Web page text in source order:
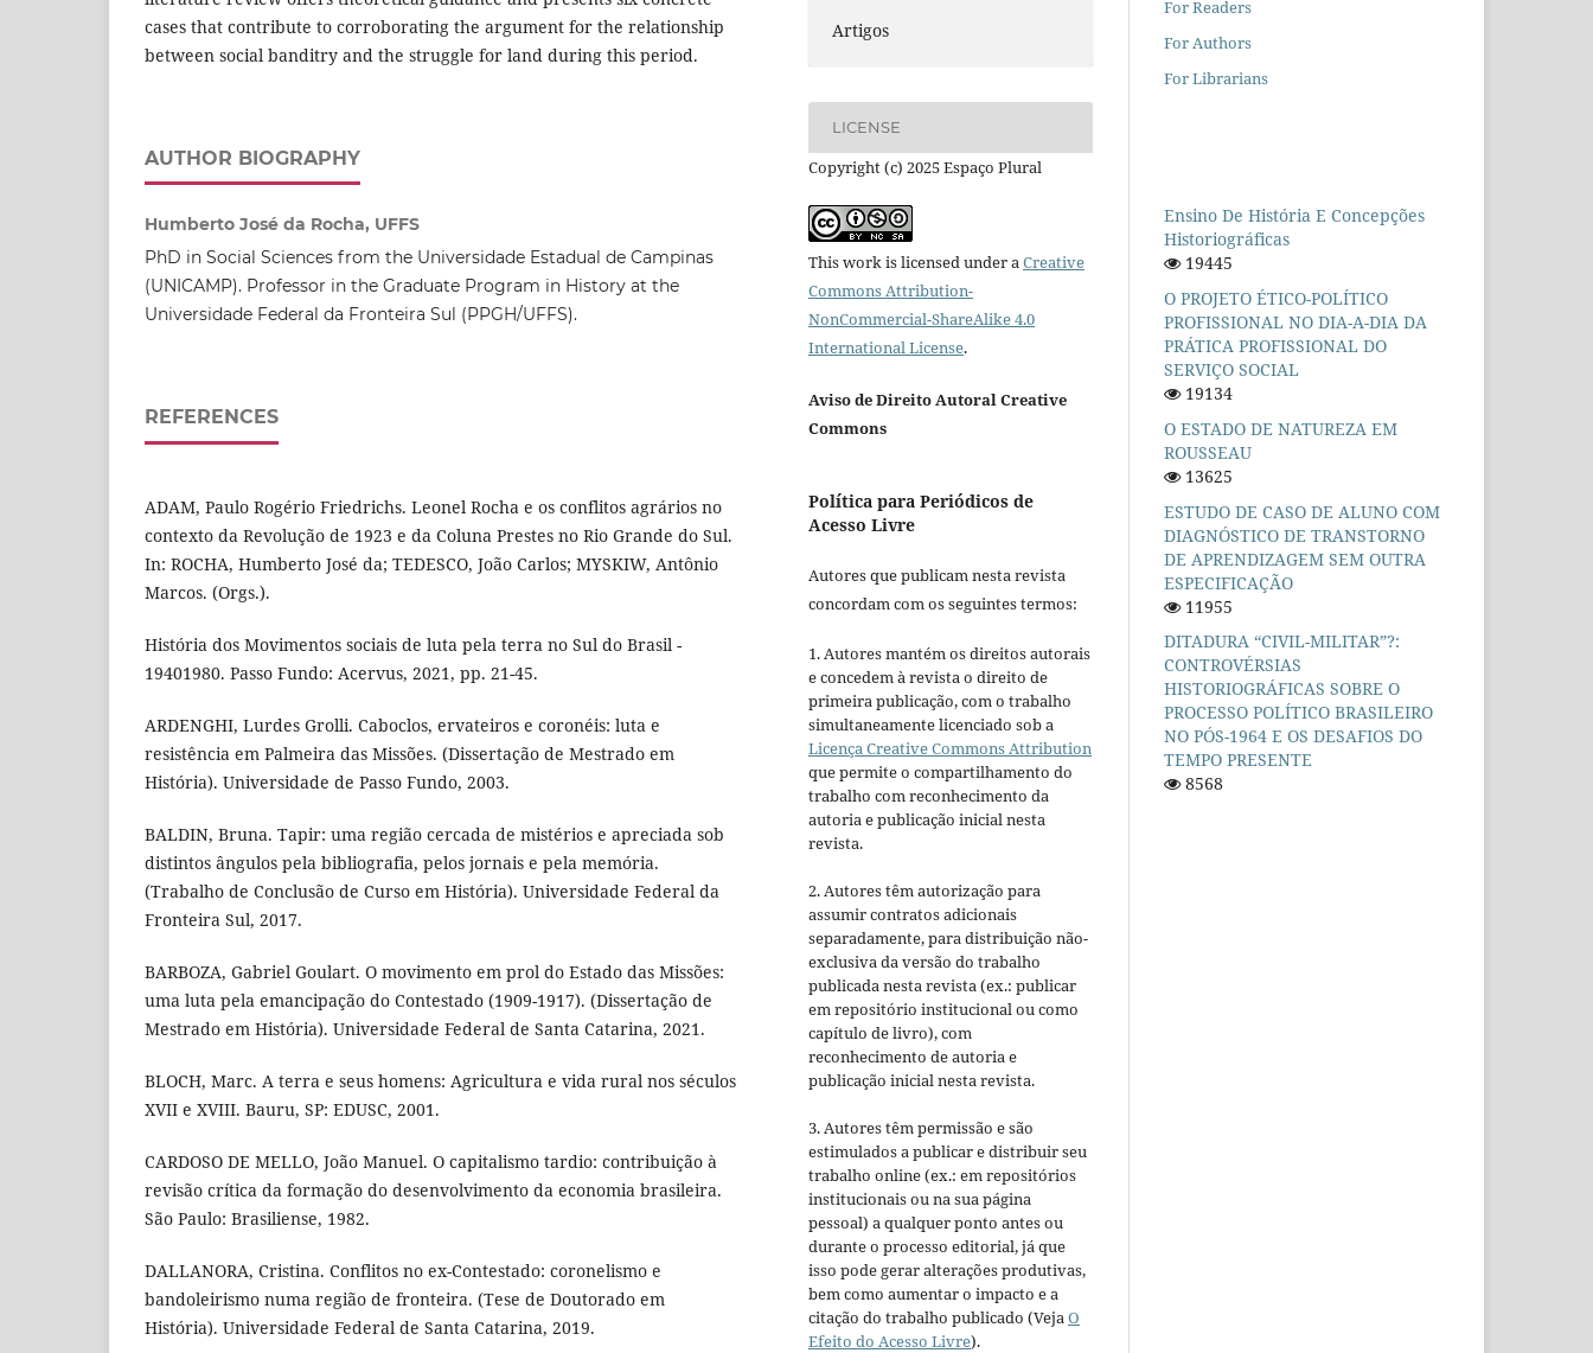
cases that contribute to corroborating the argument for the relationship
between social banditry and the struggle for land during this period.
AUTHOR BIOGRAPHY
Humberto José da Rocha, UFFS
PhD in Social Sciences from the Universidade Estadual de Campinas
(UNICAMP). Professor in the Graduate Program in History at the
Universidade Federal da Fronteira Sul (PPGH/UFFS).
REFERENCES
ADAM, Paulo Rogério Friedrichs. Leonel Rocha e os conflitos agrários no
contexto da Revolução de 1923 e da Coluna Prestes no Rio Grande do Sul.
In: ROCHA, Humberto José da; TEDESCO, João Carlos; MYSKIW, Antônio
Marcos. (Orgs.).
História dos Movimentos sociais de luta pela terra no Sul do Brasil -
19401980. Passo Fundo: Acervus, 2021, pp. 21-45.
ARDENGHI, Lurdes Grolli. Caboclos, ervateiros e coronéis: luta e
resistência em Palmeira das Missões. (Dissertação de Mestrado em
História). Universidade de Passo Fundo, 2003.
BALDIN, Bruna. Tapir: uma região cercada de mistérios e apreciada sob
distintos ângulos pela bibliografia, pelos jornais e pela memória.
(Trabalho de Conclusão de Curso em História). Universidade Federal da
Fronteira Sul, 2017.
BARBOZA, Gabriel Goulart. O movimento em prol do Estado das Missões:
uma luta pela emancipação do Contestado (1909-1917). (Dissertação de
Mestrado em História). Universidade Federal de Santa Catarina, 2021.
BLOCH, Marc. A terra e seus homens: Agricultura e vida rural nos séculos
XVII e XVIII. Bauru, SP: EDUSC, 2001.
CARDOSO DE MELLO, João Manuel. O capitalismo tardio: contribuição à
revisão crítica da formação do desenvolvimento da economia brasileira.
São Paulo: Brasiliense, 1982.
DALLANORA, Cristina. Conflitos no ex-Contestado: coronelismo e
bandoleirismo numa região de fronteira. (Tese de Doutorado em
História). Universidade Federal de Santa Catarina, 2019.
Artigos
LICENSE
Copyright (c) 2025 Espaço Plural
This work is licensed under aCreative
Commons Attribution-
NonCommercial-ShareAlike 4.0
International License.
Aviso de Direito Autoral Creative
Commons
Política para Periódicos de
Acesso Livre
Autores que publicam nesta revista
concordam com os seguintes termos:
1. Autores mantém os direitos autorais
e concedem à revista o direito de
primeira publicação, com o trabalho
simultaneamente licenciado sob a
Licença Creative Commons Attribution
que permite o compartilhamento do
trabalho com reconhecimento da
autoria e publicação inicial nesta
revista.
2. Autores têm autorização para
assumir contratos adicionais
separadamente, para distribuição não-
exclusiva da versão do trabalho
publicada nesta revista (ex.: publicar
em repositório institucional ou como
capítulo de livro), com
reconhecimento de autoria e
publicação inicial nesta revista.
3. Autores têm permissão e são
estimulados a publicar e distribuir seu
trabalho online (ex.: em repositórios
institucionais ou na sua página
pessoal) a qualquer ponto antes ou
durante o processo editorial, já que
isso pode gerar alterações produtivas,
bem como aumentar o impacto e a
citação do trabalho publicado (VejaO
Efeito do Acesso Livre).
For Readers
For Authors
For Librarians
Ensino De História E Concepções
Historiográficas
19445
O PROJETO ÉTICO-POLÍTICO
PROFISSIONAL NO DIA-A-DIA DA
PRÁTICA PROFISSIONAL DO
SERVIÇO SOCIAL
19134
O ESTADO DE NATUREZA EM
ROUSSEAU
13625
ESTUDO DE CASO DE ALUNO COM
DIAGNÓSTICO DE TRANSTORNO
DE APRENDIZAGEM SEM OUTRA
ESPECIFICAÇÃO
11955
DITADURA “CIVIL-MILITAR”?:
CONTROVÉRSIAS
HISTORIOGRÁFICAS SOBRE O
PROCESSO POLÍTICO BRASILEIRO
NO PÓS-1964 E OS DESAFIOS DO
TEMPO PRESENTE
8568